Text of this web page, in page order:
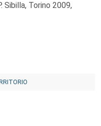
Sibilla, Torino 2009,